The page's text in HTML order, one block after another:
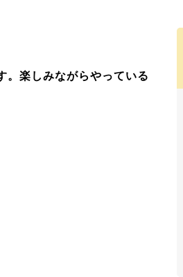
楽しみながらやっている